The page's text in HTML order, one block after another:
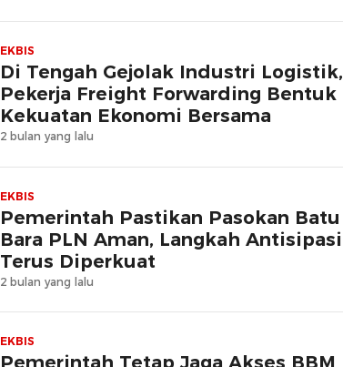
EKBIS
Di Tengah Gejolak Industri Logistik,
Pekerja Freight Forwarding Bentuk
Kekuatan Ekonomi Bersama
2 bulan yang lalu
EKBIS
Pemerintah Pastikan Pasokan Batu
Bara PLN Aman, Langkah Antisipasi
Terus Diperkuat
2 bulan yang lalu
EKBIS
Pemerintah Tetap Jaga Akses BBM